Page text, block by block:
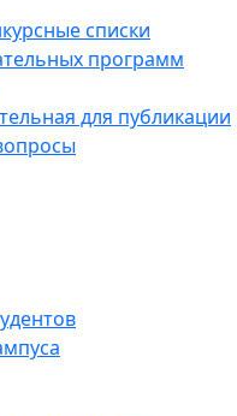
списки
программ
для публикации